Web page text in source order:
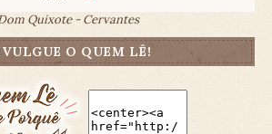
Quixote - Cervantes
O QUEM LÊ!